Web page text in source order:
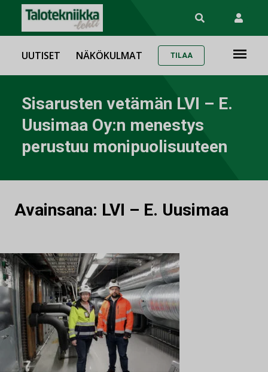
UUTISET NÄKÖKULMAT TILAA
Sisarusten vetämän LVI – E.
Uusimaa Oy:n menestys
perustuu monipuolisuuteen
Avainsana: LVI – E. Uusimaa